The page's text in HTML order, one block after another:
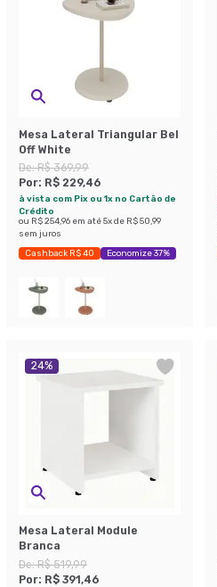
Mesa Lateral Triangular Bel
Off White
De:R$ 369,99
Por: R$ 229,46
à vista com Pix ou 1x no Cartão de
Crédito
ou R$ 254,96 em até5x de R$ 50,99
sem juros
Cashback R$ 40 Economize 37%
24%
Mesa Lateral Module
Branca
De:R$ 519,99
Por: R$ 391,46